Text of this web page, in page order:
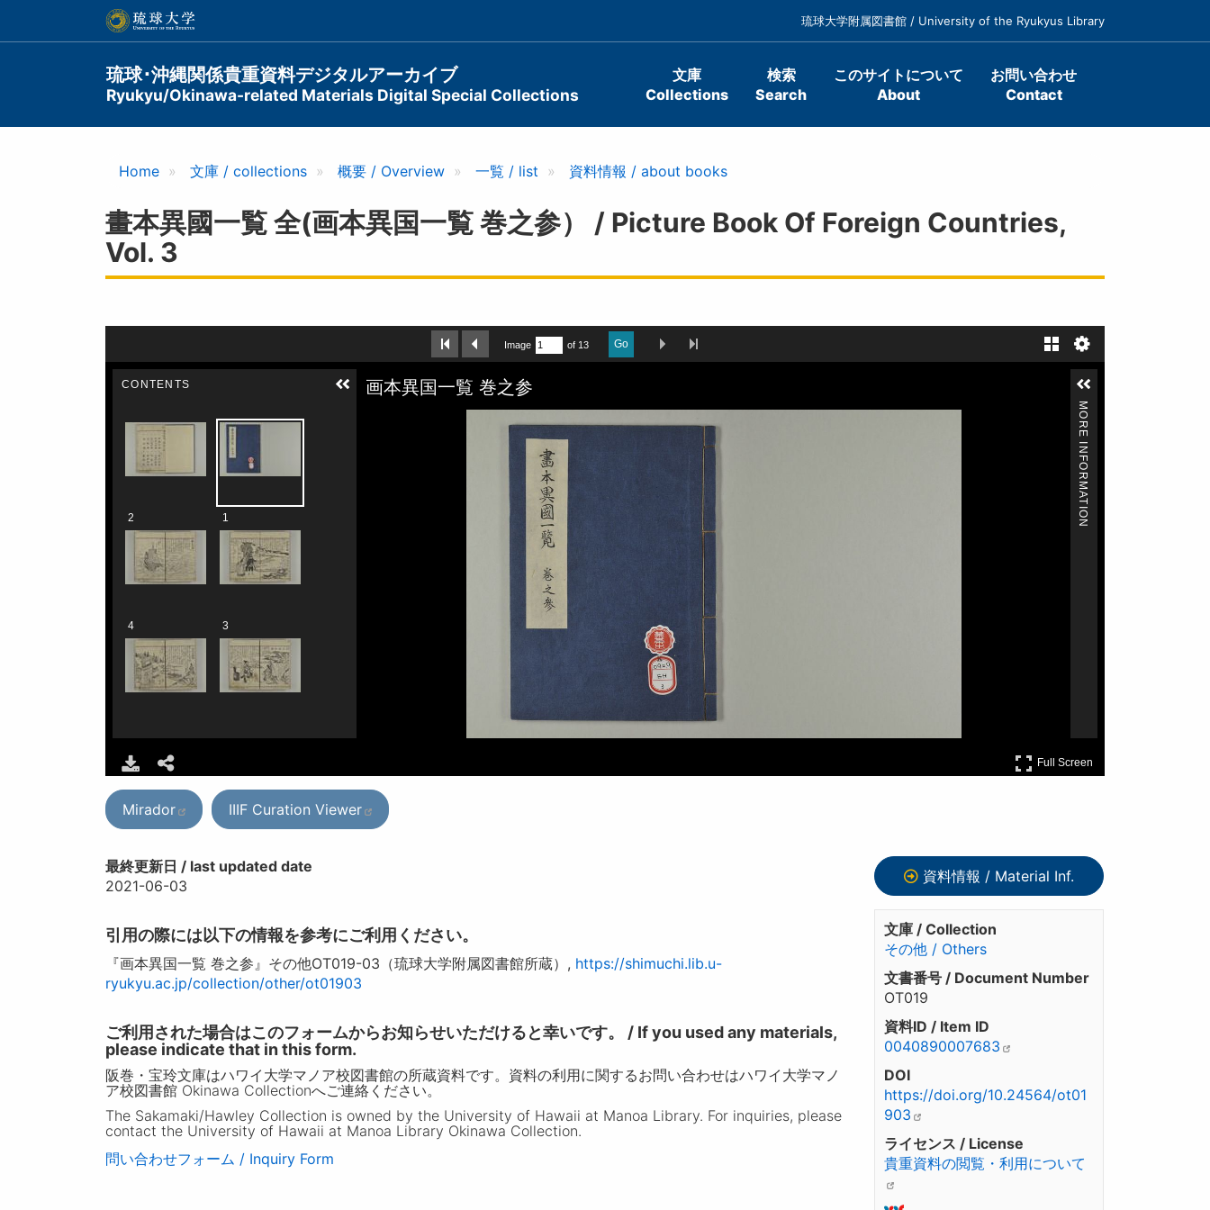
ン
琉球大学附属図書館 / University of the Ryukyus Library
琉球･沖縄関係貴重資料デジタルアーカイブ
Ryukyu/Okinawa-related Materials Digital Special Collections
Main
navigation
文庫
Collections
検索
Search
このサイトについて
About
お問い合わせ
Contact
Home 文庫 / collections 概要 / Overview 一覧 / list 資料情報 / about books
畫本異國一覧 全(画本異国一覧 巻之参） / Picture Book Of Foreign Countries,
Vol. 3
Mirador IIIF Curation Viewer
最終更新日 / last updated date
2021-06-03
引用の際には以下の情報を参考にご利用ください。
『画本異国一覧 巻之参』その他OT019-03（琉球大学附属図書館所蔵）, https://shimuchi.lib.u-
ryukyu.ac.jp/collection/other/ot01903
ご利用された場合はこのフォームからお知らせいただけると幸いです。 / If you used any materials,
please indicate that in this form.
阪巻・宝玲文庫はハワイ大学マノア校図書館の所蔵資料です。資料の利用に関するお問い合わせはハワイ大学マノ
ア校図書館 Okinawa Collectionへご連絡ください。
The Sakamaki/Hawley Collection is owned by the University of Hawaii at Manoa Library. For inquiries, please
contact the University of Hawaii at Manoa Library Okinawa Collection.
問い合わせフォーム / Inquiry Form
資料情報 / Material Inf.
文庫 / Collection
その他 / Others
文書番号 / Document Number
OT019
資料ID / Item ID
0040890007683
DOI
https://doi.org/10.24564/ot01
903
ライセンス / License
貴重資料の閲覧・利用について